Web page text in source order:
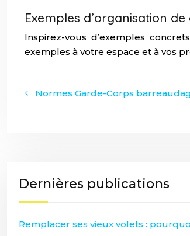
Exemples d’organisation de
Inspirez-vous d’exemples
exemples à votre espace et à vos
Normes Garde-Corps
Dernières publications
Remplacer ses vieux volets :